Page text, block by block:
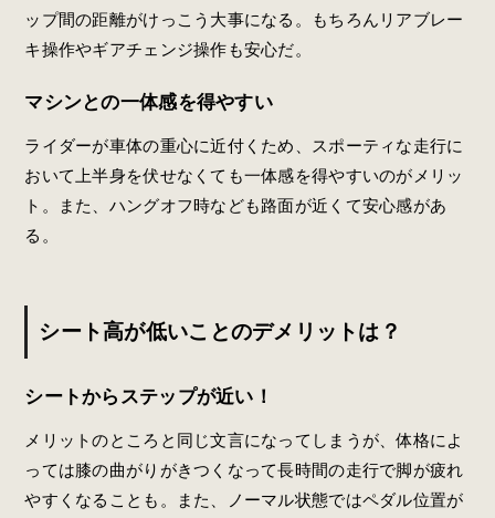
ップ間の距離がけっこう大事になる。もちろんリアブレー
キ操作やギアチェンジ操作も安心だ。
マシンとの一体感を得やすい
ライダーが車体の重心に近付くため、スポーティな走行に
おいて上半身を伏せなくても一体感を得やすいのがメリッ
ト。また、ハングオフ時なども路面が近くて安心感があ
る。
シート高が低いことのデメリットは？
シートからステップが近い！
メリットのところと同じ文言になってしまうが、体格によ
っては膝の曲がりがきつくなって長時間の走行で脚が疲れ
やすくなることも。また、ノーマル状態ではペダル位置が